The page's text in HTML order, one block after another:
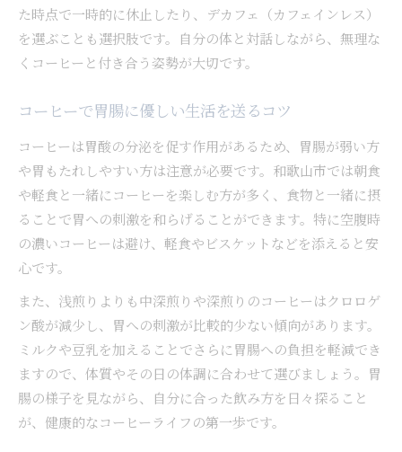
た時点で一時的に休止したり、デカフェ（カフェインレス）
を選ぶことも選択肢です。自分の体と対話しながら、無理な
くコーヒーと付き合う姿勢が大切です。
コーヒーで胃腸に優しい生活を送るコツ
コーヒーは胃酸の分泌を促す作用があるため、胃腸が弱い方
や胃もたれしやすい方は注意が必要です。和歌山市では朝食
や軽食と一緒にコーヒーを楽しむ方が多く、食物と一緒に摂
ることで胃への刺激を和らげることができます。特に空腹時
の濃いコーヒーは避け、軽食やビスケットなどを添えると安
心です。
また、浅煎りよりも中深煎りや深煎りのコーヒーはクロロゲ
ン酸が減少し、胃への刺激が比較的少ない傾向があります。
ミルクや豆乳を加えることでさらに胃腸への負担を軽減でき
ますので、体質やその日の体調に合わせて選びましょう。胃
腸の様子を見ながら、自分に合った飲み方を日々探ること
が、健康的なコーヒーライフの第一歩です。